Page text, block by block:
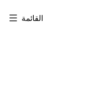
القائمة